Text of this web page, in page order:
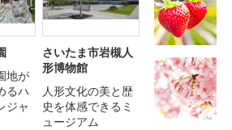
地が
るハ
ジャ
さいたま市岩槻人
形博物館
人形文化の美と歴
史を体感できるミ
ュージアム